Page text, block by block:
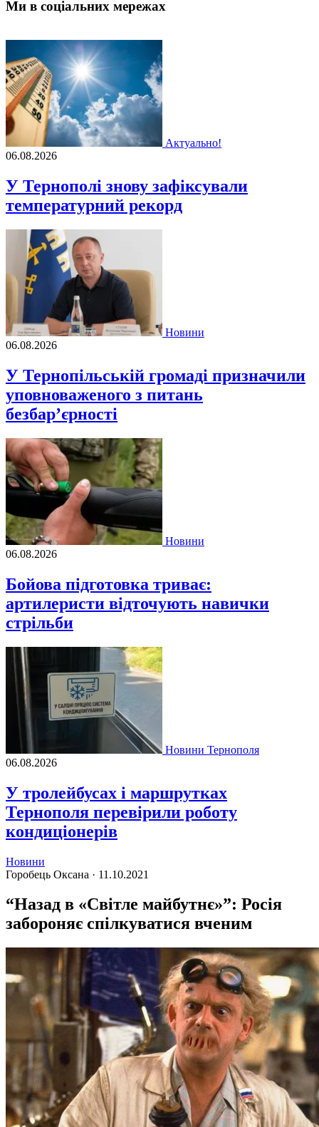
Ми в соціальних мережах
Актуально!
06.08.2026
У Тернополі знову зафіксували
температурний рекорд
Новини
06.08.2026
У Тернопільській громаді призначили
уповноваженого з питань
безбар’єрності
Новини
06.08.2026
Бойова підготовка триває:
артилеристи відточують навички
стрільби
Новини Тернополя
06.08.2026
У тролейбусах і маршрутках
Тернополя перевірили роботу
кондиціонерів
Новини
Горобець Оксана · 11.10.2021
“Назад в «Світле майбутнє»”: Росія
забороняє спілкуватися вченим